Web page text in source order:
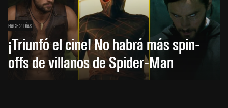
HACE 2 DÍAS
¡Triunfó el cine! No habrá más spin-
offs de villanos de Spider-Man